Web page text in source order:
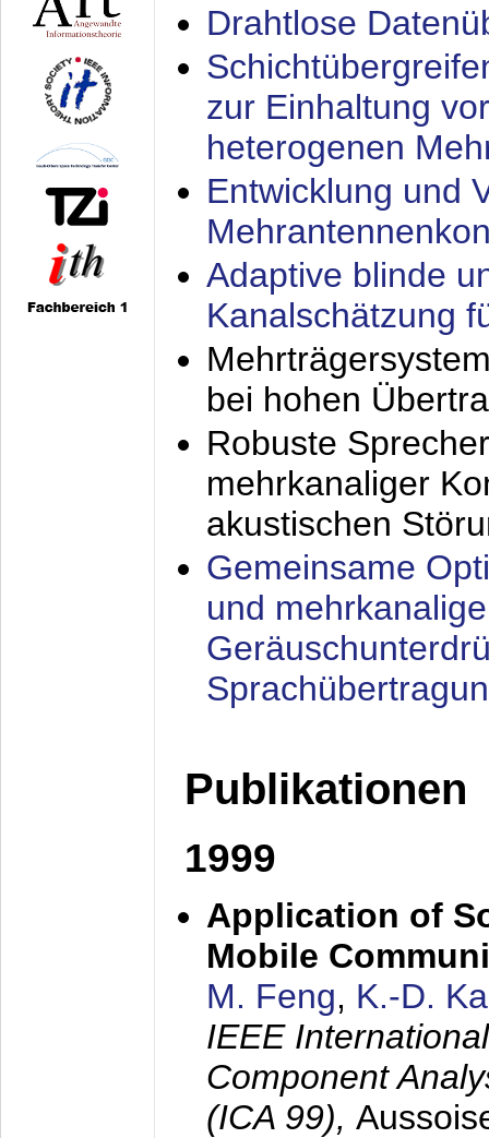
Drahtlose
zur Einhaltung
heterogenen
Entwicklung und
Adaptive blinde
Kanalschätzung
bei hohen
Robuste
mehrkanaliger
akustischen
Gemeinsame
und
Publikationen
1999
Application of
Mobile
M. Feng, K.-D.
IEEE
Component
(ICA 99),